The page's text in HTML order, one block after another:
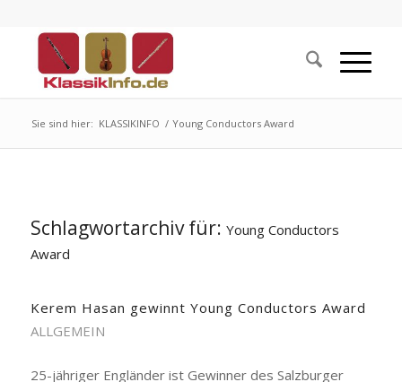
Sie sind hier: KLASSIKINFO / Young Conductors Award
Schlagwortarchiv für: Young Conductors
Award
Kerem Hasan gewinnt Young Conductors Award
ALLGEMEIN
25-jähriger Engländer ist Gewinner des Salzburger